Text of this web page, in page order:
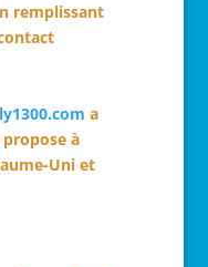
remplissant
a
à
Uni et